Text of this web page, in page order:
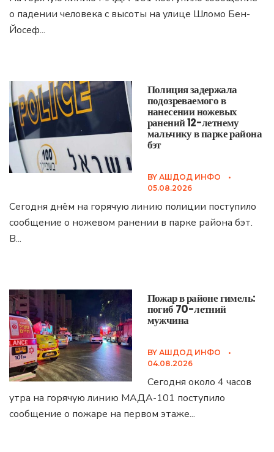
о падении человека с высоты на улице Шломо Бен-
Йосеф...
Полиция задержала
подозреваемого в
нанесении ножевых
ранений 12-летнему
мальчику в парке района
бэт
BY АШДОД ИНФО
•
05.08.2026
Сегодня днём на горячую линию полиции поступило
сообщение о ножевом ранении в парке района бэт.
В...
Пожар в районе гимель:
погиб 70-летний
мужчина
BY АШДОД ИНФО
•
04.08.2026
Сегодня около 4 часов
утра на горячую линию МАДА-101 поступило
сообщение о пожаре на первом этаже...